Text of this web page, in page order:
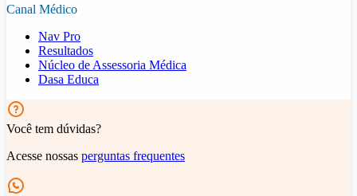
Canal Médico
Nav Pro
Resultados
Núcleo de Assessoria Médica
Dasa Educa
Você tem dúvidas?
Acesse nossas perguntas frequentes